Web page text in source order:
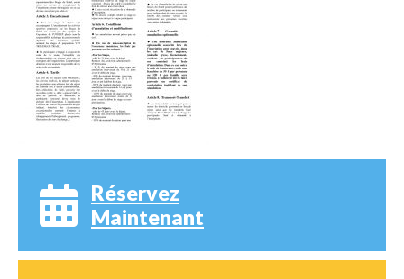
Réservez
Maintenant